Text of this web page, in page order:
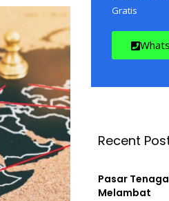
Gratis
Recent
Pasar
Melambat